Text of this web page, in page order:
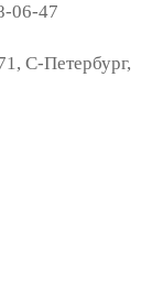
06-47
С-Петербург,